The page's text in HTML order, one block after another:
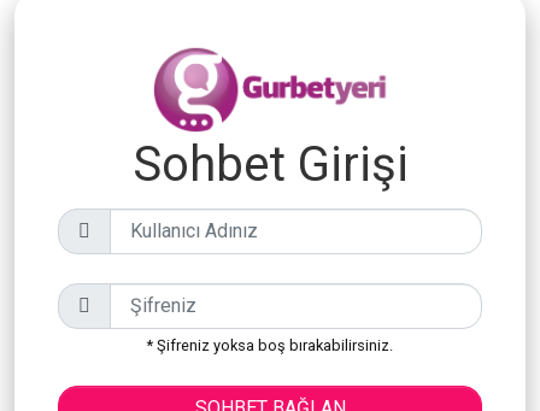
Sohbet Girişi
* Şifreniz yoksa boş bırakabilirsiniz.